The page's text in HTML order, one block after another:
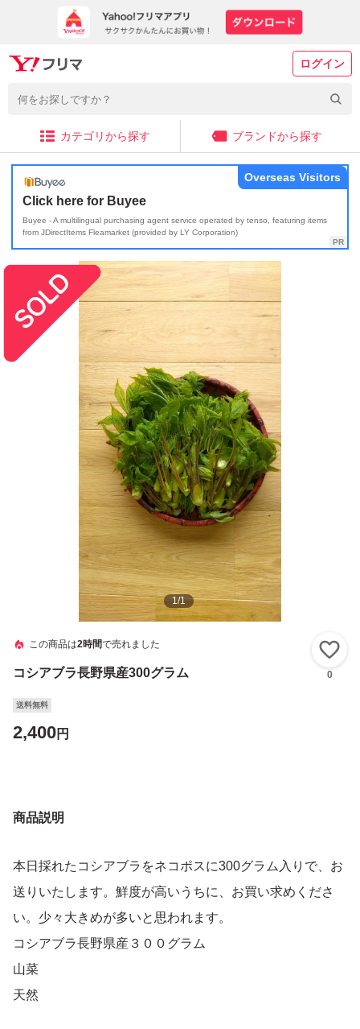
ログイン
カテゴリから探す ブランドから探す
Click here for Buyee
Buyee - A multilingual purchasing agent service operated by tenso, featuring items
from JDirectItems Fleamarket (provided by LY Corporation)
Overseas Visitors
1/1
この商品は2時間で売れました
コシアブラ長野県産300グラム 0
送料無料
2,400円
商品説明
本日採れたコシアブラをネコポスに300グラム入りで、お
送りいたします。鮮度が高いうちに、お買い求めくださ
い。少々大きめが多いと思われます。
コシアブラ長野県産３００グラム
山菜
天然